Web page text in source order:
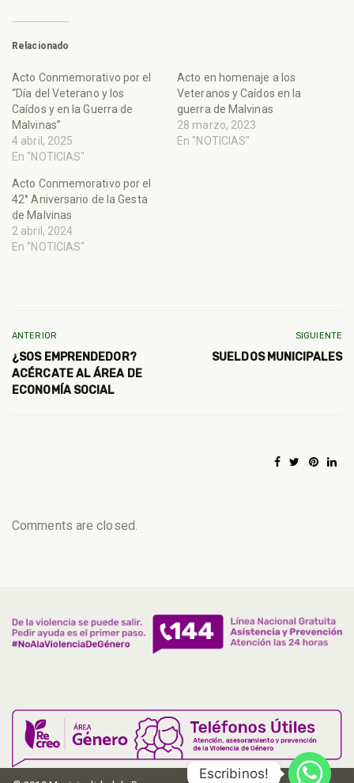
Relacionado
Acto Conmemorativo por el
“Día del Veterano y los
Caídos y en la Guerra de
Malvinas”
4 abril, 2025
En "NOTICIAS"
Acto en homenaje a los
Veteranos y Caídos en la
guerra de Malvinas
28 marzo, 2023
En "NOTICIAS"
Acto Conmemorativo por el
42° Aniversario de la Gesta
de Malvinas
2 abril, 2024
En "NOTICIAS"
ANTERIOR
¿SOS EMPRENDEDOR?
ACÉRCATE AL ÁREA DE
ECONOMÍA SOCIAL
SIGUIENTE
SUELDOS MUNICIPALES
Comments are closed.
Escribinos!